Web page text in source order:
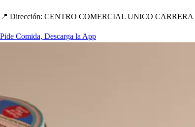
📍 Dirección: CENTRO COMERCIAL UNICO CARRERA
Pide Comida, Descarga la App